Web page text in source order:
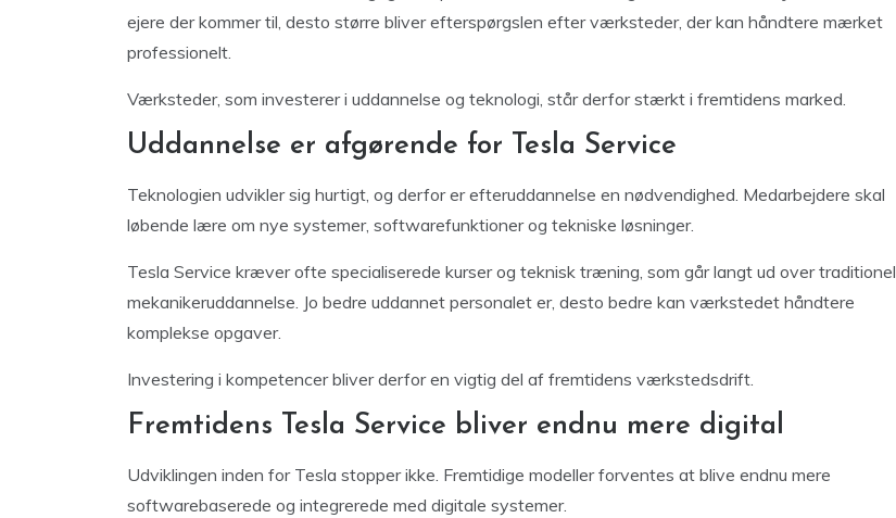
ejere der kommer til, desto større bliver efterspørgslen efter værksteder, der kan håndtere mærket
professionelt.
Værksteder, som investerer i uddannelse og teknologi, står derfor stærkt i fremtidens marked.
Uddannelse er afgørende for Tesla Service
Teknologien udvikler sig hurtigt, og derfor er efteruddannelse en nødvendighed. Medarbejdere skal
løbende lære om nye systemer, softwarefunktioner og tekniske løsninger.
Tesla Service kræver ofte specialiserede kurser og teknisk træning, som går langt ud over traditionel
mekanikeruddannelse. Jo bedre uddannet personalet er, desto bedre kan værkstedet håndtere
komplekse opgaver.
Investering i kompetencer bliver derfor en vigtig del af fremtidens værkstedsdrift.
Fremtidens Tesla Service bliver endnu mere digital
Udviklingen inden for Tesla stopper ikke. Fremtidige modeller forventes at blive endnu mere
softwarebaserede og integrerede med digitale systemer.